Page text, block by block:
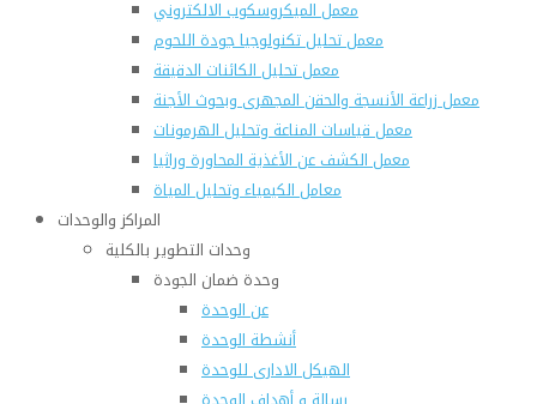
معمل الميكروسكوب الالكتروني
معمل تحليل تكنولوجيا جودة اللحوم
معمل تحليل الكائنات الدقيقة
معمل زراعة الأنسجة والحقن المجهرى وبحوث الأجنة
معمل قياسات المناعة وتحليل الهرمونات
معمل الكشف عن الأغذية المحاورة وراثيا
معامل الكيمياء وتحليل المياة
المراكز والوحدات
وحدات التطوير بالكلية
وحدة ضمان الجودة
عن الوحدة
أنشطة الوحدة
الهيكل الادارى للوحدة